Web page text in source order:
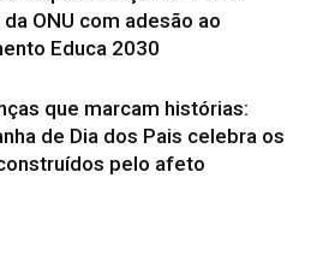
da ONU com adesão ao
Educa 2030
que marcam histórias:
de Dia dos Pais celebra os
pelo afeto